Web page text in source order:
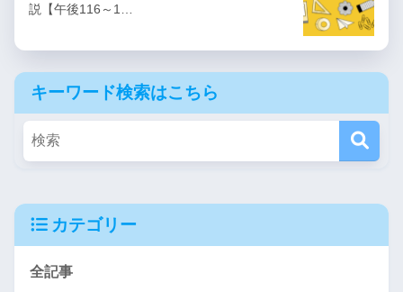
説【午後116～1…
キーワード検索はこちら
カテゴリー
全記事